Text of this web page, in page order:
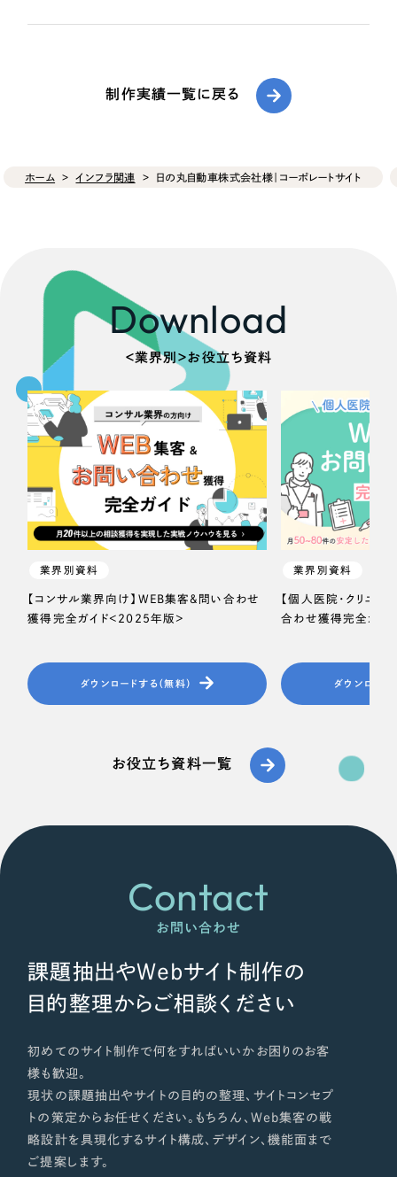
制作実績一覧に戻る
ホーム インフラ関連 日の丸自動車株式会社様｜コーポレートサイト
Download
＜業界別＞お役立ち資料
業界別資料
【コンサル業界向け】WEB集客＆問い合わせ
獲得完全ガイド＜2025年版＞
ダウンロードする（無料）
業界別資料
【個人医院・クリニッ
合わせ獲得完全ガイ
ダウンロード
お役立ち資料一覧
Contact
お問い合わせ
課題抽出やWebサイト制作の
目的整理からご相談ください
初めてのサイト制作で何をすればいいかお困りのお客
様も歓迎。
現状の課題抽出やサイトの目的の整理、サイトコンセプ
トの策定からお任せください。もちろん、Web集客の戦
略設計を具現化するサイト構成、デザイン、機能面まで
ご提案します。